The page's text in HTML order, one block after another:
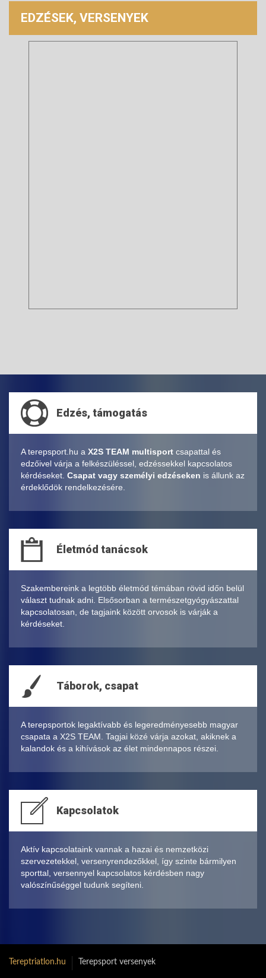
EDZÉSEK, VERSENYEK
Edzés, támogatás
A terepsport.hu a X2S TEAM multisport csapattal és
edzőivel várja a felkészüléssel, edzéssekkel kapcsolatos
kérdéseket. Csapat vagy személyi edzéseken is állunk az
érdeklődök rendelkezésére.
Életmód tanácsok
Szakembereink a legtöbb életmód témában rövid időn belül
választ tudnak adni. Elsősorban a természetgyógyászattal
kapcsolatosan, de tagjaink között orvosok is várják a
kérdéseket.
Táborok, csapat
A terepsportok legaktívabb és legeredményesebb magyar
csapata a X2S TEAM. Tagjai közé várja azokat, akiknek a
kalandok és a kihívások az élet mindennapos részei.
Kapcsolatok
Aktív kapcsolataink vannak a hazai és nemzetközi
szervezetekkel, versenyrendezőkkel, így szinte bármilyen
sporttal, versennyel kapcsolatos kérdésben nagy
valószínűséggel tudunk segíteni.
Tereptriatlon.hu Terepsport versenyek